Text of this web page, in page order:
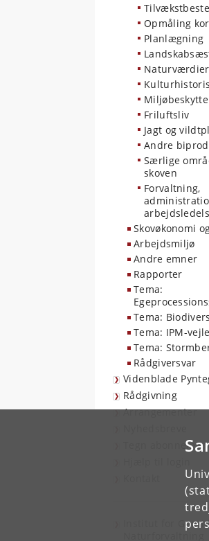
Opmåling
Planlægning
Naturværdier
Friluftsliv
Jagt og
Andre
Særlige
skoven
Forvaltning,
Skovøkonomi
Arbejdsmiljø
Andre emner
Rapporter
Tema:
Tema:
Tema: IPM-
Tema:
Rådgiversvar
Videnblade
Rådgivning
Arrangementer
Tegn
Institut for